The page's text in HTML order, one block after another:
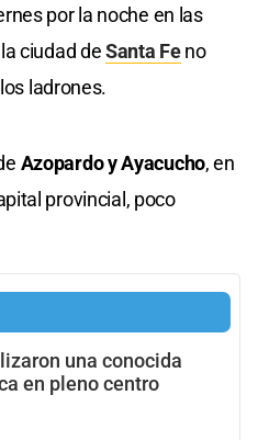
por la noche en las
ciudad deSanta Feno
ladrones.
Azopardo y Ayacucho, en
provincial, poco
una conocida
en pleno centro